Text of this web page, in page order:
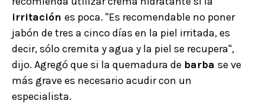
irritación es poca. "Es recomendable no poner
jabón de tres a cinco días en la piel irritada, es
decir, sólo cremita y agua y la piel se recupera",
dijo. Agregó que si la quemadura de barba se ve
más grave es necesario acudir con un
especialista.